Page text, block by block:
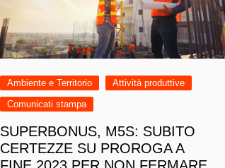
Ambiente e Territorio
Attività produttive
Comunicati stampa
SUPERBONUS, M5S: SUBITO
CERTEZZE SU PROROGA A